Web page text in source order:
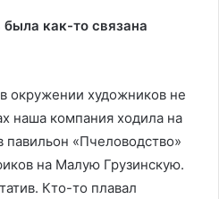
как-то связана
окружении художников не
наша компания ходила на
павильон «Пчеловодство»
на Малую Грузинскую.
Кто-то плавал